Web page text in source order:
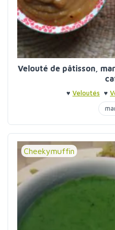
Velouté de pâtisson,
♥ Veloutés ♥
Cheekymuffin